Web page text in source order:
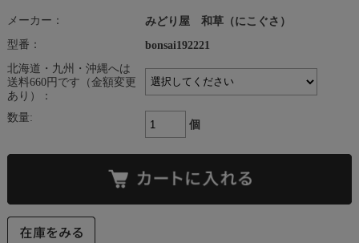
メーカー：
みどり屋 和草（にこぐさ）
型番：
bonsai192221
北海道・九州・沖縄へは
送料660円です（金額変更
あり）：
数量:
個